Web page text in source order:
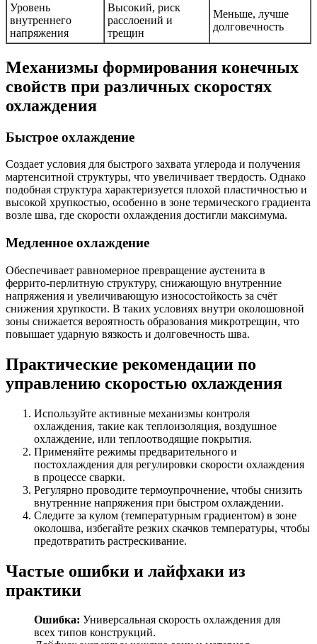
Уровень
внутреннего
напряжения
Высокий, риск
расслоений и
трещин
Меньше, лучше
долговечность
Механизмы формирования конечных
свойств при различных скоростях
охлаждения
Быстрое охлаждение
Создает условия для быстрого захвата углерода и получения
мартенситной структуры, что увеличивает твердость. Однако
подобная структура характеризуется плохой пластичностью и
высокой хрупкостью, особенно в зоне термического градиента
возле шва, где скорости охлаждения достигли максимума.
Медленное охлаждение
Обеспечивает равномерное превращение аустенита в
феррито-перлитную структуру, снижающую внутренние
напряжения и увеличивающую износостойкость за счёт
снижения хрупкости. В таких условиях внутри околошовной
зоны снижается вероятность образования микротрещин, что
повышает ударную вязкость и долговечность шва.
Практические рекомендации по
управлению скоростью охлаждения
Используйте активные механизмы контроля
охлаждения, такие как теплоизоляция, воздушное
охлаждение, или теплоотводящие покрытия.
Применяйте режимы предварительного и
постохлаждения для регулировки скорости охлаждения
в процессе сварки.
Регулярно проводите термоупрочнение, чтобы снизить
внутренние напряжения при быстром охлаждении.
Следите за кулом (температурным градиентом) в зоне
околошва, избегайте резких скачков температуры, чтобы
предотвратить растрескивание.
Частые ошибки и лайфхаки из
практики
Ошибка: Универсальная скорость охлаждения для
всех типов конструкций.